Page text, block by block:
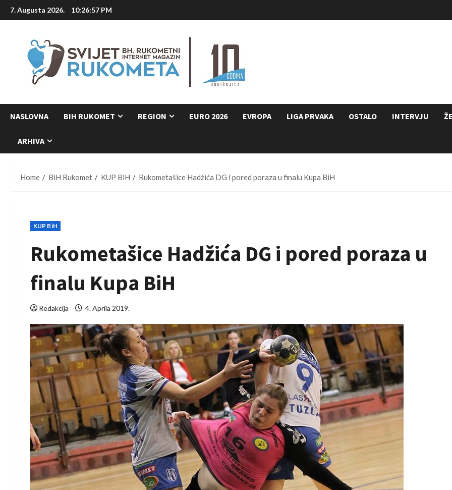
Skip
to
7. Augusta 2026. 10:26:57 PM
NASLOVNA BIH RUKOMET REGION EURO 2026 EVROPA LIGA PRVAKA OSTALO INTERVJU
ARHIVA
Home BiH Rukomet KUP BiH Rukometašice Hadžića DG i pored poraza u finalu Kupa BiH
KUP BiH
Rukometašice Hadžića DG i pored poraza u
finalu Kupa BiH
Redakcija 4. Aprila 2019.